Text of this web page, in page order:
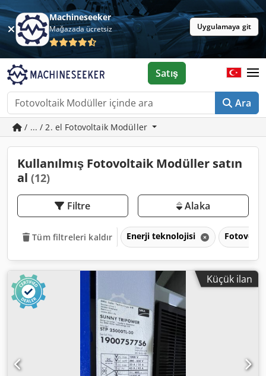
Machineseeker
Mağazada ücretsiz Uygulamaya git
Ara
Satış
/ ... / 2. el Fotovoltaik Modüller
Kullanılmış Fotovoltaik Modüller satın
al (12)
Filtre Alaka
Tüm filtreleri kaldır Enerji teknolojisi
Küçük ilan